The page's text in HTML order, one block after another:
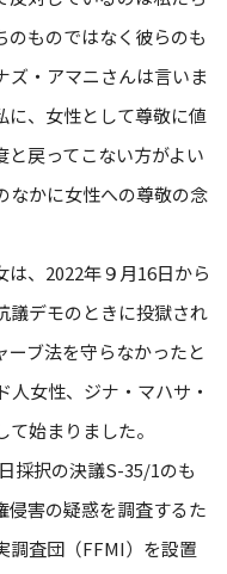
のものではなく彼らのも
ズ・アマニさんは言いま
に、女性として尊敬に値
と戻ってこない方がよい
なかに女性への尊敬の念
、2022年９月16日から
議デモのときに投獄され
ーブ法を守らなかったと
人女性、ジナ・マハサ・
始まりました。
採択の決議S-35/1のも
侵害の疑惑を調査するた
調査団（FFMI）を設置